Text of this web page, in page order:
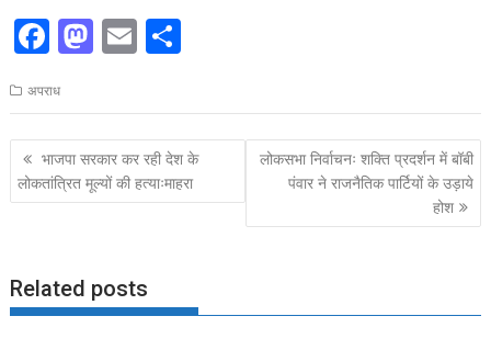
F
e
b
o
o
M
to
d
o
n
E
ai
l
ar
e
अपराध
Post
navigation
भाजपा सरकार कर रही देश के
लोकतांत्रित मूल्यों की हत्याःमाहरा
लोकसभा निर्वाचनः शक्ति प्रदर्शन में बॉबी
पंवार ने राजनैतिक पार्टियों के उड़ाये
होश
Related posts